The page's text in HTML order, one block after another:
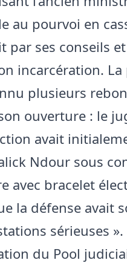
au pourvoi en
par ses conseils
incarcération.
plusieurs
ouverture : le
avait
Ndour sous
avec bracelet
la défense avait
sérieuses
du Pool